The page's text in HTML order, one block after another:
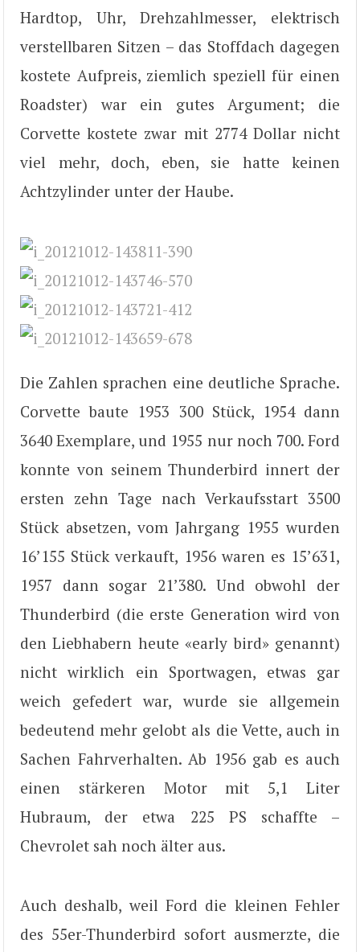
Hardtop, Uhr, Drehzahlmesser, elektrisch
verstellbaren Sitzen – das Stoffdach dagegen
kostete Aufpreis, ziemlich speziell für einen
Roadster) war ein gutes Argument; die
Corvette kostete zwar mit 2774 Dollar nicht
viel mehr, doch, eben, sie hatte keinen
Achtzylinder unter der Haube.
Die Zahlen sprachen eine deutliche Sprache.
Corvette baute 1953 300 Stück, 1954 dann
3640 Exemplare, und 1955 nur noch 700. Ford
konnte von seinem Thunderbird innert der
ersten zehn Tage nach Verkaufsstart 3500
Stück absetzen, vom Jahrgang 1955 wurden
16’155 Stück verkauft, 1956 waren es 15’631,
1957 dann sogar 21’380. Und obwohl der
Thunderbird (die erste Generation wird von
den Liebhabern heute «early bird» genannt)
nicht wirklich ein Sportwagen, etwas gar
weich gefedert war, wurde sie allgemein
bedeutend mehr gelobt als die Vette, auch in
Sachen Fahrverhalten. Ab 1956 gab es auch
einen stärkeren Motor mit 5,1 Liter
Hubraum, der etwa 225 PS schaffte –
Chevrolet sah noch älter aus.
Auch deshalb, weil Ford die kleinen Fehler
des 55er-Thunderbird sofort ausmerzte, die